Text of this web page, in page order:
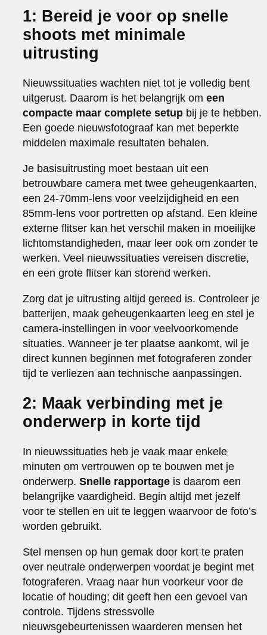
1: Bereid je voor op snelle
shoots met minimale
uitrusting
Nieuwssituaties wachten niet tot je volledig bent
uitgerust. Daarom is het belangrijk omeen
compacte maar complete setup bij je te hebben.
Een goede nieuwsfotograaf kan met beperkte
middelen maximale resultaten behalen.
Je basisuitrusting moet bestaan uit een
betrouwbare camera met twee geheugenkaarten,
een 24-70mm-lens voor veelzijdigheid en een
85mm-lens voor portretten op afstand. Een kleine
externe flitser kan het verschil maken in moeilijke
lichtomstandigheden, maar leer ook om zonder te
werken. Veel nieuwssituaties vereisen discretie,
en een grote flitser kan storend werken.
Zorg dat je uitrusting altijd gereed is. Controleer je
batterijen, maak geheugenkaarten leeg en stel je
camera-instellingen in voor veelvoorkomende
situaties. Wanneer je ter plaatse aankomt, wil je
direct kunnen beginnen met fotograferen zonder
tijd te verliezen aan technische aanpassingen.
2: Maak verbinding met je
onderwerp in korte tijd
In nieuwssituaties heb je vaak maar enkele
minuten om vertrouwen op te bouwen met je
onderwerp.Snelle rapportage is daarom een
belangrijke vaardigheid. Begin altijd met jezelf
voor te stellen en uit te leggen waarvoor de foto’s
worden gebruikt.
Stel mensen op hun gemak door kort te praten
over neutrale onderwerpen voordat je begint met
fotograferen. Vraag naar hun voorkeur voor de
locatie of houding; dit geeft hen een gevoel van
controle. Tijdens stressvolle
nieuwsgebeurtenissen waarderen mensen het